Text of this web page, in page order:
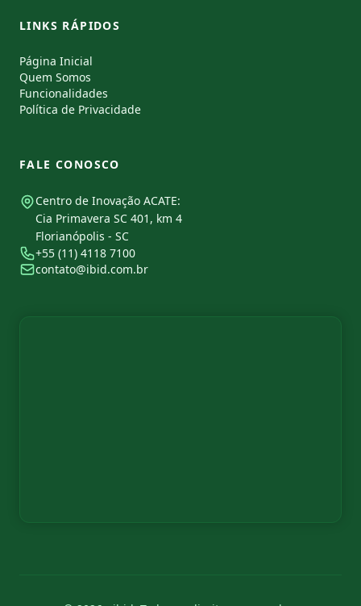
LINKS RÁPIDOS
Página Inicial
Quem Somos
Funcionalidades
Política de Privacidade
FALE CONOSCO
Centro de Inovação ACATE:
Cia Primavera SC 401, km 4
Florianópolis - SC
+55 (11) 4118 7100
contato@ibid.com.br